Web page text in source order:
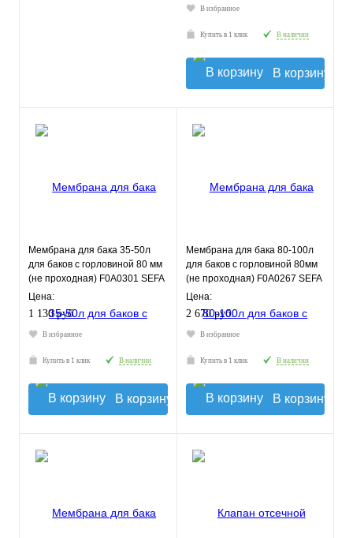
В избранное
Купить в 1 клик В наличии
В корзину
Мембрана для бака 35-50л
для баков с горловиной 80 мм
(не проходная) F0A0301 SEFA
Цена:
1 130 руб.
В избранное
Купить в 1 клик В наличии
В корзину
Мембрана для бака 80-100л
для баков с горловиной 80мм
(не проходная) F0A0267 SEFA
Цена:
2 670 руб.
В избранное
Купить в 1 клик В наличии
В корзину